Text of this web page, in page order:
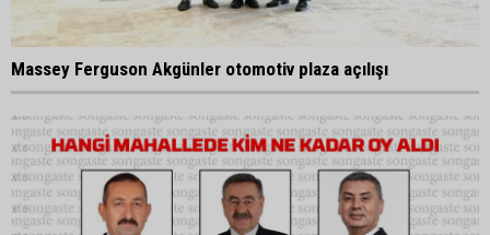
Massey Ferguson Akgünler otomotiv plaza açılışı